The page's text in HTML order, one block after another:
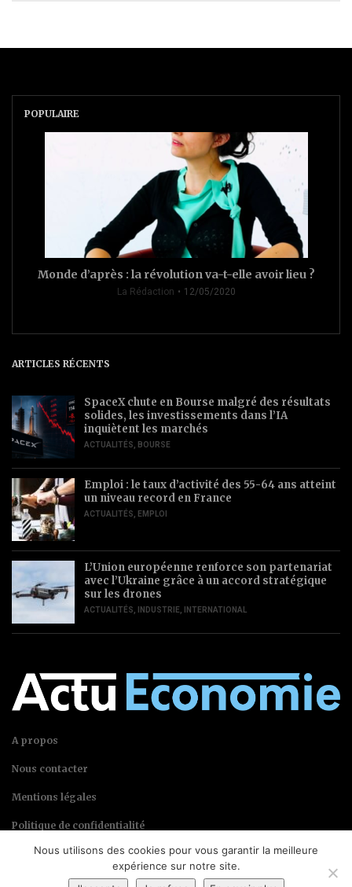
POPULAIRE
Monde d’après : la révolution va-t-elle avoir lieu ?
La Rédaction 12/05/2020
ARTICLES RÉCENTS
SpaceX chute en Bourse malgré des résultats
solides, les investissements dans l’IA
inquiètent les marchés
ACTUALITÉS BOURSE
Emploi : le taux d’activité des 55-64 ans atteint
un niveau record en France
ACTUALITÉS EMPLOI
L’Union européenne renforce son partenariat
avec l’Ukraine grâce à un accord stratégique
sur les drones
ACTUALITÉS INDUSTRIE INTERNATIONAL
A propos
Nous contacter
Mentions légales
Politique de confidentialité
Nous utilisons des cookies pour vous garantir la meilleure
expérience sur notre site.